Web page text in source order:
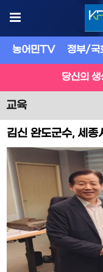
농어민TV 정부/국
당신의
교육
김신 완도군수, 세종
지원 건의